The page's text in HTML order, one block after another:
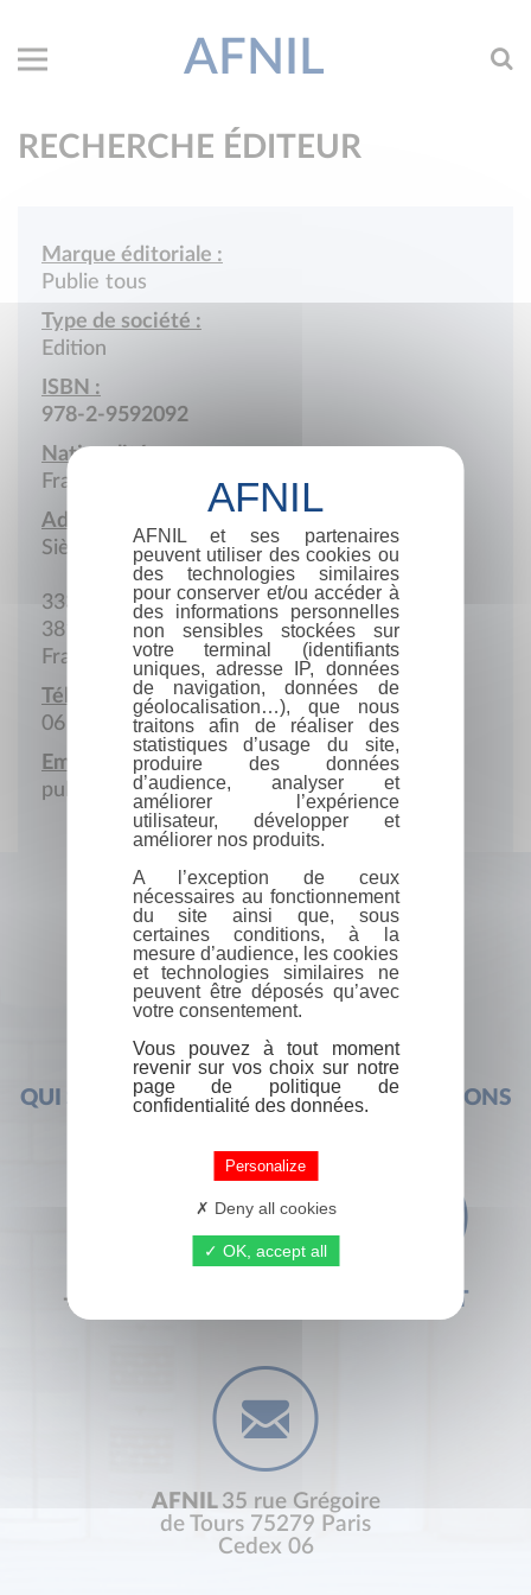
AFNIL
RECHERCHE ÉDITEUR
Marque éditoriale :
Publie tous
Type de société :
Edition
ISBN :
978-2-9592092
Nationalité :
France
Adresse :
Siège social
333 Rue du Vercors
38160 Chatte
France
Téléphone portable :
06 44 87 29 22
Email :
publietous29@gmail.com
QUI SOMMES-NOUS ? FOIRE AUX QUESTIONS
+33 (0) 1 44 41 29 19 CONTACT
AFNIL 35 rue Grégoire
de Tours 75279 Paris
Cedex 06
AFNIL et ses partenaires
peuvent utiliser des cookies ou
des technologies similaires
pour conserver et/ou accéder à
des informations personnelles
non sensibles stockées sur
votre terminal (identifiants
uniques, adresse IP, données
de navigation, données de
géolocalisation…), que nous
traitons afin de réaliser des
statistiques d’usage du site,
produire des données
d’audience, analyser et
améliorer l’expérience
utilisateur, développer et
améliorer nos produits.
A l’exception de ceux
nécessaires au fonctionnement
du site ainsi que, sous
certaines conditions, à la
mesure d’audience, les cookies
et technologies similaires ne
peuvent être déposés qu’avec
votre consentement.
Vous pouvez à tout moment
revenir sur vos choix sur notre
page de politique de
confidentialité des données.
Personalize
Deny all cookies
OK, accept all